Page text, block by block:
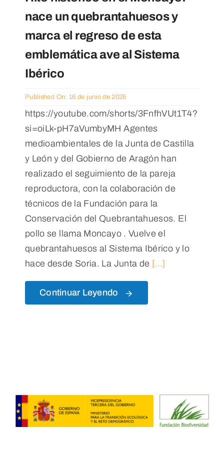
nace un quebrantahuesos y
marca el regreso de esta
emblemática ave al Sistema
Ibérico
Published On: 16 de junio de 2025
https://youtube.com/shorts/3FnfhVUt1T4?
si=oiLk-pH7aVumbyMH Agentes
medioambientales de la Junta de Castilla
y León y del Gobierno de Aragón han
realizado el seguimiento de la pareja
reproductora, con la colaboración de
técnicos de la Fundación para la
Conservación del Quebrantahuesos. El
pollo se llama Moncayo . Vuelve el
quebrantahuesos al Sistema Ibérico y lo
hace desde Soria. La Junta de [...]
Continuar Leyendo